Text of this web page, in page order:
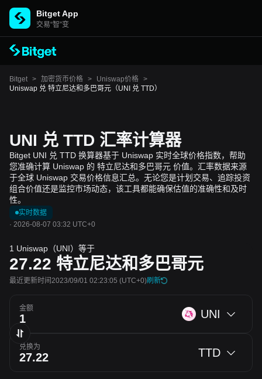
Bitget App
交易“智”变
Bitget > 加密货币价格 > Uniswap价格 >
Uniswap 兑 特立尼达和多巴哥元（UNI 兑 TTD）
UNI 兑 TTD 汇率计算器
Bitget UNI 兑 TTD 换算器基于 Uniswap 实时全球价格指数，帮助
您准确计算 Uniswap 的 特立尼达和多巴哥元 价值。汇率数据来源
于全球 Uniswap 交易价格信息汇总。无论您是计划交易、追踪投资
组合价值还是监控市场动态，该工具都能确保估值的准确性和及时
性。
实时数据
· 2026-08-07 03:32 UTC+0
1 Uniswap（UNI）等于
27.22 特立尼达和多巴哥元
最近更新时间2023/09/01 02:23:05 (UTC+0)刷新
金额 UNI
兑换为 TTD